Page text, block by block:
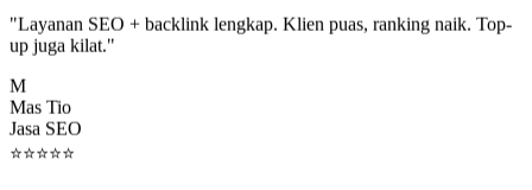
up juga kilat."
Mas Tio
Jasa SEO
⭐⭐⭐⭐⭐